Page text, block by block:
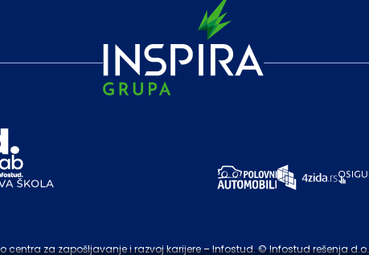
za zapošljavanje i razvoj karijere – Infostud. © Infostud rešenja